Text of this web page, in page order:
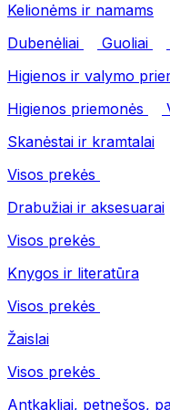
Kelionėms ir namams
Dubenėliai
Guoliai
Higienos ir valymo
Higienos priemonės
Skanėstai ir kramtalai
Visos prekės
Drabužiai ir aksesuarai
Visos prekės
Knygos ir literatūra
Visos prekės
Žaislai
Visos prekės
Antkakliai, petnešos,